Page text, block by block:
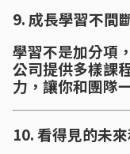
9. 成長學習不間
學習不是加分項
公司提供多樣課
力，讓你和團隊
10. 看得見的未來